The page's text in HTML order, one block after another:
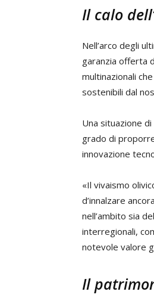
Il calo
Nell’arco degli
garanzia offerta
multinazionali
sostenibili dal
Una situazione
grado di
innovazione
«Il vivaismo
d’innalzare
nell’ambito sia
interregionali,
notevole valore
Il